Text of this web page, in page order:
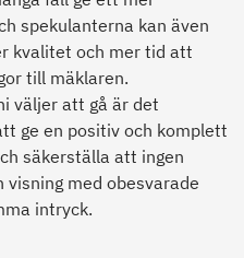
spekulanterna kan även
kvalitet och mer tid att
till mäklaren.
väljer att gå är det
ge en positiv och komplett
säkerställa att ingen
visning med obesvarade
intryck.